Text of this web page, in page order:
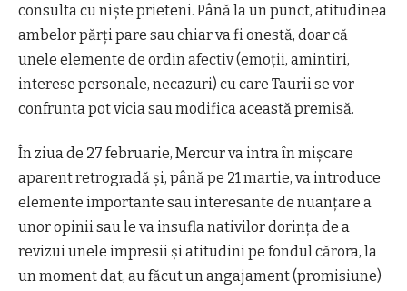
consulta cu niște prieteni. Până la un punct, atitudinea
ambelor părți pare sau chiar va fi onestă, doar că
unele elemente de ordin afectiv (emoții, amintiri,
interese personale, necazuri) cu care Taurii se vor
confrunta pot vicia sau modifica această premisă.
În ziua de 27 februarie, Mercur va intra în mișcare
aparent retrogradă și, până pe 21 martie, va introduce
elemente importante sau interesante de nuanțare a
unor opinii sau le va insufla nativilor dorința de a
revizui unele impresii și atitudini pe fondul cărora, la
un moment dat, au făcut un angajament (promisiune)